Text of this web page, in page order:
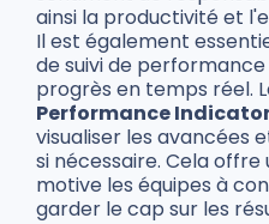
ainsi la productivité et
Il est également
de suivi de
progrès en temps réel.
Performance
visualiser les avancées
si nécessaire. Cela
motive les équipes à
garder le cap sur les